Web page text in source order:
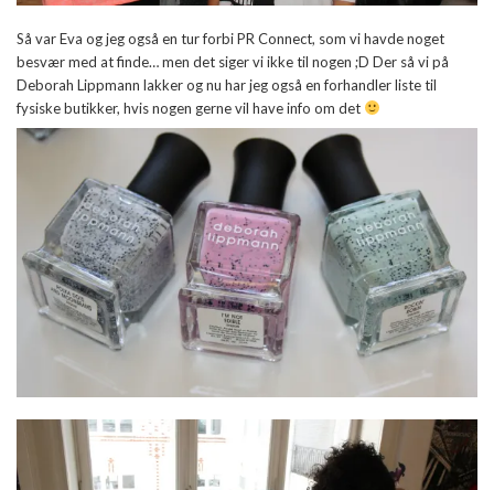
Så var Eva og jeg også en tur forbi PR Connect, som vi havde noget
besvær med at finde… men det siger vi ikke til nogen ;D Der så vi på
Deborah Lippmann lakker og nu har jeg også en forhandler liste til
fysiske butikker, hvis nogen gerne vil have info om det